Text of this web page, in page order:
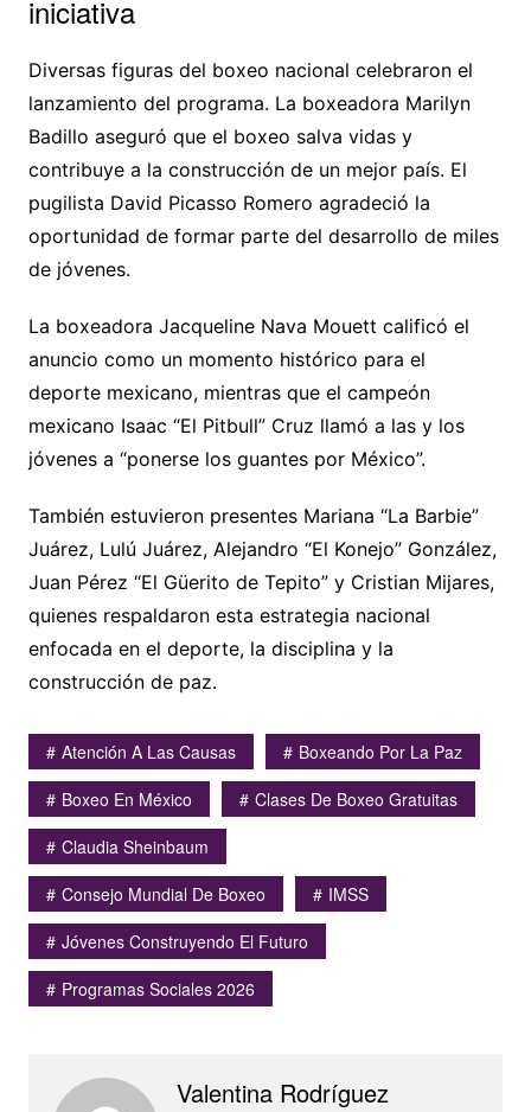
iniciativa
Diversas figuras del boxeo nacional celebraron el
lanzamiento del programa. La boxeadora Marilyn
Badillo aseguró que el boxeo salva vidas y
contribuye a la construcción de un mejor país. El
pugilista David Picasso Romero agradeció la
oportunidad de formar parte del desarrollo de miles
de jóvenes.
La boxeadora Jacqueline Nava Mouett calificó el
anuncio como un momento histórico para el
deporte mexicano, mientras que el campeón
mexicano Isaac “El Pitbull” Cruz llamó a las y los
jóvenes a “ponerse los guantes por México”.
También estuvieron presentes Mariana “La Barbie”
Juárez, Lulú Juárez, Alejandro “El Konejo” González,
Juan Pérez “El Güerito de Tepito” y Cristian Mijares,
quienes respaldaron esta estrategia nacional
enfocada en el deporte, la disciplina y la
construcción de paz.
Atención A Las Causas
Boxeando Por La Paz
Boxeo En México
Clases De Boxeo Gratuitas
Claudia Sheinbaum
Consejo Mundial De Boxeo
IMSS
Jóvenes Construyendo El Futuro
Programas Sociales 2026
Valentina Rodríguez